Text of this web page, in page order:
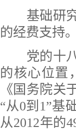
基础研究
的经费支持。
党的十八
的核心位置
《国务院关
“从0到1”基
从2012年的